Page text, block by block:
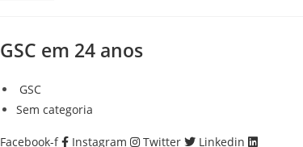
GSC em 24 anos
GSC
Sem categoria
Facebook-f Instagram Twitter
Linkedin